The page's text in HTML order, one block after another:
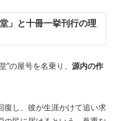
」と十冊一挙刊行の理
”の屋号を名乗り、 源内の作
復し、彼が生涯かけて追い求